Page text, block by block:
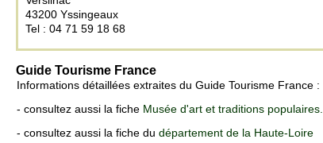
43200 Yssingeaux
Tel : 04 71 59 18 68
Guide Tourisme France
Informations détaillées extraites du Guide Tourisme France :
- consultez aussi la fiche Musée d'art et traditions populaires.
- consultez aussi la fiche du département de la Haute-Loire